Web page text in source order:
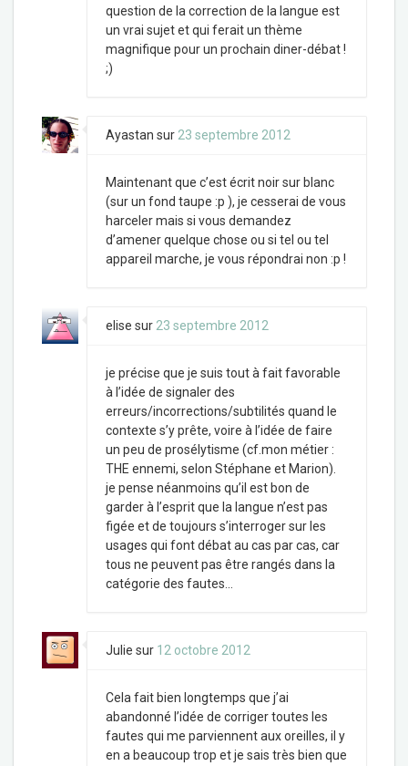
question de la correction de la langue est
un vrai sujet et qui ferait un thème
magnifique pour un prochain diner-débat !
;)
Ayastan sur 23 septembre 2012
Maintenant que c’est écrit noir sur blanc
(sur un fond taupe :p ), je cesserai de vous
harceler mais si vous demandez
d’amener quelque chose ou si tel ou tel
appareil marche, je vous répondrai non :p !
elise sur 23 septembre 2012
je précise que je suis tout à fait favorable
à l’idée de signaler des
erreurs/incorrections/subtilités quand le
contexte s’y prête, voire à l’idée de faire
un peu de prosélytisme (cf.mon métier :
THE ennemi, selon Stéphane et Marion).
je pense néanmoins qu’il est bon de
garder à l’esprit que la langue n’est pas
figée et de toujours s’interroger sur les
usages qui font débat au cas par cas, car
tous ne peuvent pas être rangés dans la
catégorie des fautes…
Julie sur 12 octobre 2012
Cela fait bien longtemps que j’ai
abandonné l’idée de corriger toutes les
fautes qui me parviennent aux oreilles, il y
en a beaucoup trop et je sais très bien que